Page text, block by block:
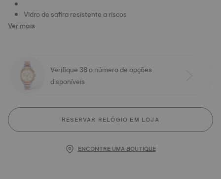
Vidro de safira resistente a riscos
Ver mais
Verifique 38 o número de opções
disponíveis
RESERVAR RELÓGIO EM LOJA
ENCONTRE UMA BOUTIQUE